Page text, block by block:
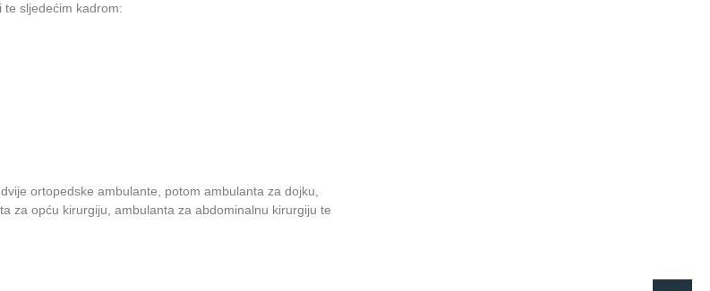
te sljedećim kadrom:
ortopedske ambulante, potom ambulanta za dojku,
za opću kirurgiju, ambulanta za abdominalnu kirurgiju te